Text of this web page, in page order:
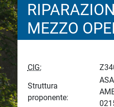
MEZZO
CIG:
Struttura
proponente: